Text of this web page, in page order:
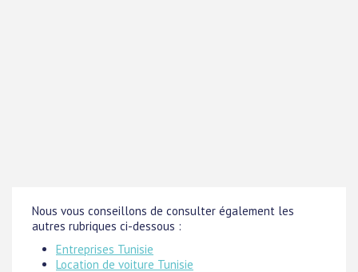
Nous vous conseillons de consulter également les
autres rubriques ci-dessous :
Entreprises Tunisie
Location de voiture Tunisie